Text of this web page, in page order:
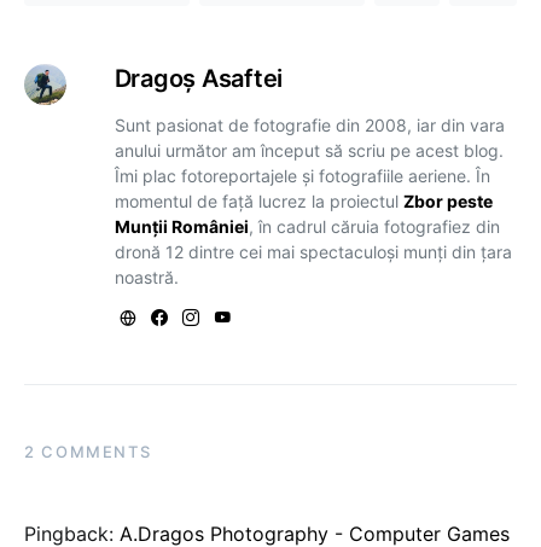
Dragoş Asaftei
Sunt pasionat de fotografie din 2008, iar din vara
anului următor am început să scriu pe acest blog.
Îmi plac fotoreportajele și fotografiile aeriene. În
momentul de față lucrez la proiectul Zbor peste
Munții României, în cadrul căruia fotografiez din
dronă 12 dintre cei mai spectaculoși munți din țara
noastră.
2 COMMENTS
Pingback: A.Dragos Photography - Computer Games